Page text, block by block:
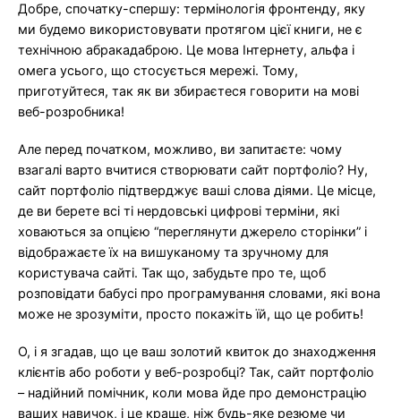
Добре, спочатку-спершу: термінологія фронтенду, яку
ми будемо використовувати протягом цієї книги, не є
технічною абракадаброю. Це мова Інтернету, альфа і
омега усього, що стосується мережі. Тому,
приготуйтеся, так як ви збираєтеся говорити на мові
веб-розробника!
Але перед початком, можливо, ви запитаєте: чому
взагалі варто вчитися створювати сайт портфоліо? Ну,
сайт портфоліо підтверджує ваші слова діями. Це місце,
де ви берете всі ті нердовські цифрові терміни, які
ховаються за опцією “переглянути джерело сторінки” і
відображаєте їх на вишуканому та зручному для
користувача сайті. Так що, забудьте про те, щоб
розповідати бабусі про програмування словами, які вона
може не зрозуміти, просто покажіть їй, що це робить!
О, і я згадав, що це ваш золотий квиток до знаходження
клієнтів або роботи у веб-розробці? Так, сайт портфоліо
– надійний помічник, коли мова йде про демонстрацію
ваших навичок, і це краще, ніж будь-яке резюме чи